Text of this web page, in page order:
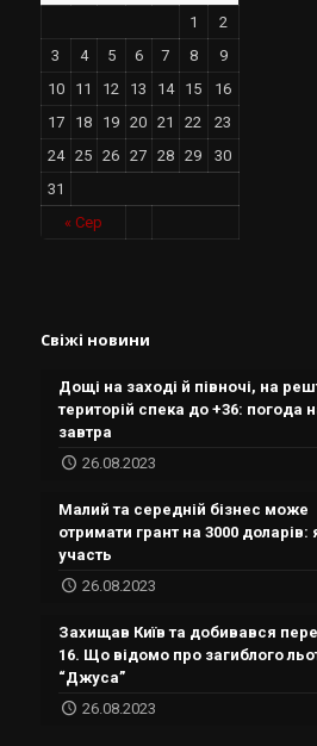
« Сер
1
2
3
4 5 6 7 8
9
10
11 12 13 14 15
16
17
18 19 20 21 22
23
24
25 26 27 28 29
30
31
Свіжі новини
Дощі на заході й півночі, на
територій спека до +36: погода
завтра
26.08.2023
Малий та середній бізнес може
отримати грант на 3000 доларів:
участь
26.08.2023
Захищав Київ та добивався
16. Що відомо про загиблого
“Джуса”
26.08.2023